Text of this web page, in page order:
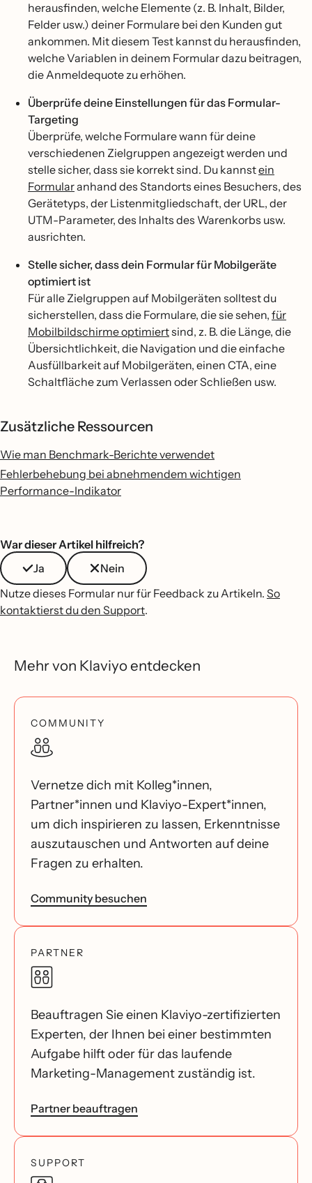
herausfinden, welche Elemente (z. B. Inhalt, Bilder,
Felder usw.) deiner Formulare bei den Kunden gut
ankommen. Mit diesem Test kannst du herausfinden,
welche Variablen in deinem Formular dazu beitragen,
die Anmeldequote zu erhöhen.
Überprüfe deine Einstellungen für das Formular-
Targeting
Überprüfe, welche Formulare wann für deine
verschiedenen Zielgruppen angezeigt werden und
stelle sicher, dass sie korrekt sind. Du kannstein
Formularanhand des Standorts eines Besuchers, des
Gerätetyps, der Listenmitgliedschaft, der URL, der
UTM-Parameter, des Inhalts des Warenkorbs usw.
ausrichten.
Stelle sicher, dass dein Formular für Mobilgeräte
optimiert ist
Für alle Zielgruppen auf Mobilgeräten solltest du
sicherstellen, dass die Formulare, die sie sehen, für
Mobilbildschirme optimiertsind, z. B. die Länge, die
Übersichtlichkeit, die Navigation und die einfache
Ausfüllbarkeit auf Mobilgeräten, einen CTA, eine
Schaltfläche zum Verlassen oder Schließen usw.
Zusätzliche Ressourcen
Wie man Benchmark-Berichte verwendet
Fehlerbehebung bei abnehmendem wichtigen
Performance-Indikator
War dieser Artikel hilfreich?
Ja
Nein
Nutze dieses Formular nur für Feedback zu Artikeln. So
kontaktierst du den Support.
Mehr von Klaviyo entdecken
COMMUNITY
Vernetze dich mit Kolleg*innen,
Partner*innen und Klaviyo-Expert*innen,
um dich inspirieren zu lassen, Erkenntnisse
auszutauschen und Antworten auf deine
Fragen zu erhalten.
Community besuchen
PARTNER
Beauftragen Sie einen Klaviyo-zertifizierten
Experten, der Ihnen bei einer bestimmten
Aufgabe hilft oder für das laufende
Marketing-Management zuständig ist.
Partner beauftragen
SUPPORT